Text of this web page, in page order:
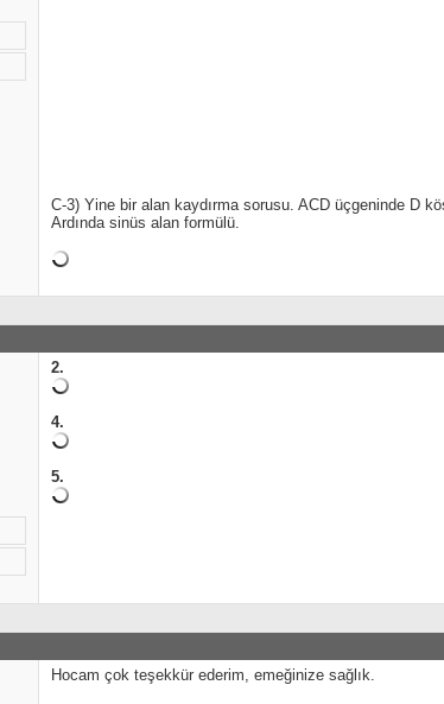
C-3) Yine bir alan kaydırma sorusu. ACD üçgeninde D
Ardında sinüs alan formülü.
2.
4.
5.
Hocam çok teşekkür ederim, emeğinize sağlık.